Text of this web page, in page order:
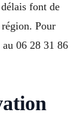
font de
Pour
au 06 28 31 86